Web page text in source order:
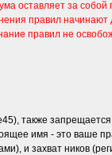
оставляет за собой
правил начинают
правил не
также
имя - это ваше
и захват ников